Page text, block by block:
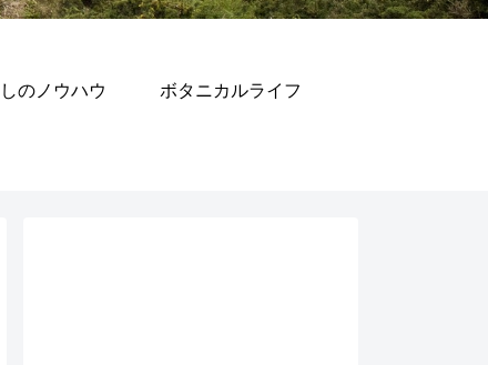
のノウハウ ボタニカルライフ